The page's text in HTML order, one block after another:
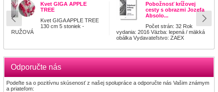
Kvet GIGA APPLE
TREE
Kvet GIGA APPLE TREE
130 cm 5 stoniek -
RUŽOVÁ
Pobožnosť krížovej
cesty s obrazmi Jozefa
Absolo...
Počet strán: 32 Rok
vydania: 2016 Väzba: lepená / mäkká
obálka Vydavateľstvo: ZAEX
Odporučte nás
Podeľte sa o pozitívnu skúsenosť z našej spolupráce a odporučte nás Vašim známym
a priateľom: